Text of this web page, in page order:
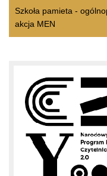
Szkoła pamieta -
akcja MEN